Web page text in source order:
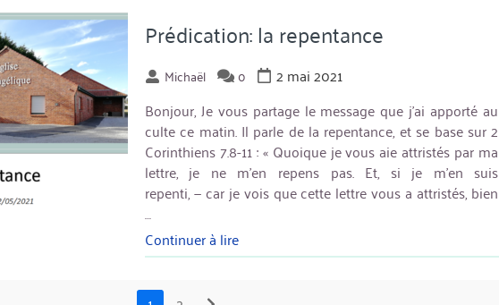
l’humanité »
Prédication: la repentance
Michaël 0
2 mai 2021
Bonjour, Je vous partage le message que j’ai apporté au
culte ce matin. Il parle de la repentance, et se base sur 2
Corinthiens 7.8-11 : « Quoique je vous aie attristés par ma
lettre, je ne m’en repens pas. Et, si je m’en suis
repenti, — car je vois que cette lettre vous a attristés, bien
…
Continuer à lire« Prédication:
la